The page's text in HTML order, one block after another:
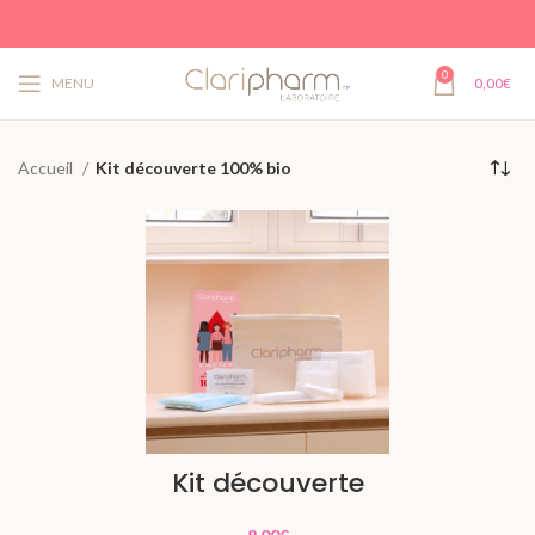
MENU 0 0,00€
Accueil Kit découverte 100% bio
Kit découverte